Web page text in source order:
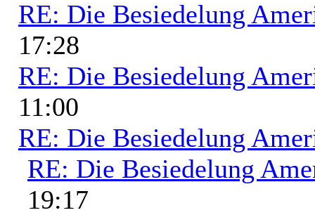
RE: Die Besiedelung
17:28
RE: Die Besiedelung
11:00
RE: Die Besiedelung
RE: Die Besiedelung
19:17